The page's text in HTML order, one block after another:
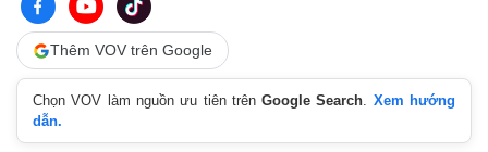
Thêm VOV trên Google
Chọn VOV làm nguồn ưu tiên trênGoogle Search. Xem hướng
dẫn.